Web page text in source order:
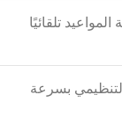
تلقائيًا
بسرعة